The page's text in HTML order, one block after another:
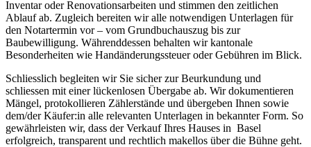
Inventar oder Renovationsarbeiten und stimmen den zeitlichen
Ablauf ab. Zugleich bereiten wir alle notwendigen Unterlagen für
den Notartermin vor – vom Grundbuchauszug bis zur
Baubewilligung. Währenddessen behalten wir kantonale
Besonderheiten wie Handänderungssteuer oder Gebühren im Blick.
Schliesslich begleiten wir Sie sicher zur Beurkundung und
schliessen mit einer lückenlosen Übergabe ab. Wir dokumentieren
Mängel, protokollieren Zählerstände und übergeben Ihnen sowie
dem/der Käufer:in alle relevanten Unterlagen in bekannter Form. So
gewährleisten wir, dass der Verkauf Ihres Hauses in Basel
erfolgreich, transparent und rechtlich makellos über die Bühne geht.